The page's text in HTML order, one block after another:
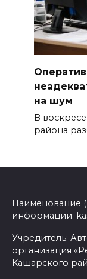
на шум
В
района
Наименование
информации:
Учредитель:
организация
Кашарского